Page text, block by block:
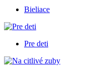
Bieliace
Pre deti